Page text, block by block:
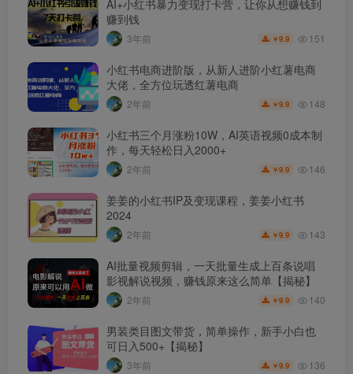
AI+小红书暴力变现打卡营，让你从想赚钱到
赚到钱
3年前 ￥9.9 151
小红书电商进阶版，从新人进阶小红薯电商
大佬，全方位玩透红薯电商
2年前 ￥9.9 148
小红书三个月涨粉10W，AI英语视频0成本制
作，每天轻松日入2000+
2年前 ￥9.9 146
姜姜的小红书IP及变现课程，姜姜小红书
2024
2年前 ￥9.9 143
AI批量视频剪辑，一天批量生成上百条说唱
影视解说视频，赚钱原来这么简单【揭秘】
2年前 ￥9.9 140
男装类目图文带货，简单操作，新手小白也
可日入500+【揭秘】
3年前 ￥9.9 136